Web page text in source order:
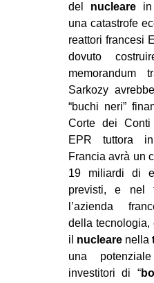
del nucleare in
una catastrofe
reattori francesi
dovuto
memorandum
Sarkozy
“buchi neri”
Corte dei Conti
EPR tuttora
Francia avrà un
19 miliardi di
previsti, e nel
l’azienda
della tecnologia,
il nucleare nella
una
investitori di “